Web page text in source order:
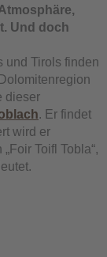
Und doch
und Tirols finden
dieser
. Er findet
wird er
Toifl Tobla“,